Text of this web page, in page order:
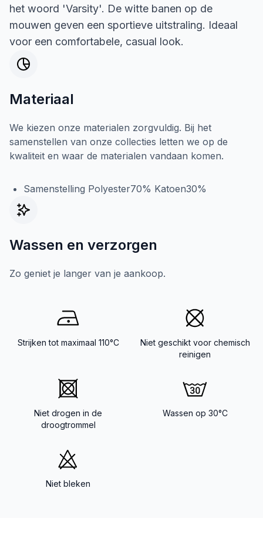
het woord 'Varsity'. De witte banen op de
mouwen geven een sportieve uitstraling. Ideaal
voor een comfortabele, casual look.
Materiaal
We kiezen onze materialen zorgvuldig. Bij het
samenstellen van onze collecties letten we op de
kwaliteit en waar de materialen vandaan komen.
Samenstelling Polyester70% Katoen30%
Wassen en verzorgen
Zo geniet je langer van je aankoop.
Strijken tot maximaal 110°C
Niet geschikt voor chemisch
reinigen
Niet drogen in de
droogtrommel
Wassen op 30°C
Niet bleken